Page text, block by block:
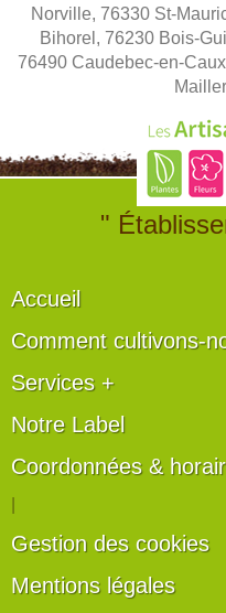
Norville, 76330 St-
Bihorel, 76230 Bois-
76490 Caudebec-en-
"
Accueil
Comment cultivons-
Services +
Notre Label
Coordonnées &
Gestion des cookies
Mentions légales